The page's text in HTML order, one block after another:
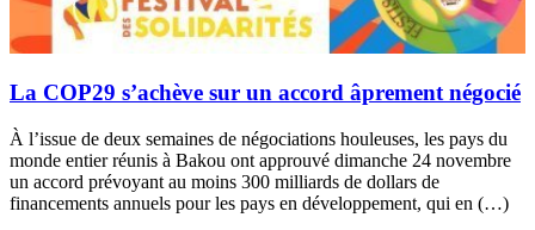
La COP29 s’achève sur un accord âprement négocié
À l’issue de deux semaines de négociations houleuses, les pays du
monde entier réunis à Bakou ont approuvé dimanche 24 novembre
un accord prévoyant au moins 300 milliards de dollars de
financements annuels pour les pays en développement, qui en (…)